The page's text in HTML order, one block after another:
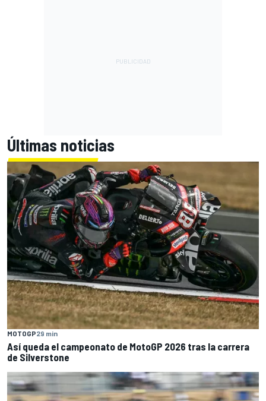
Últimas noticias
MOTOGP29 min
Así queda el campeonato de MotoGP 2026 tras la carrera
de Silverstone